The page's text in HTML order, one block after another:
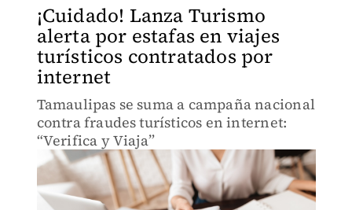
¡Cuidado! Lanza Turismo
alerta por estafas en viajes
turísticos contratados por
internet
Tamaulipas se suma a campaña nacional
contra fraudes turísticos en internet:
“Verifica y Viaja”